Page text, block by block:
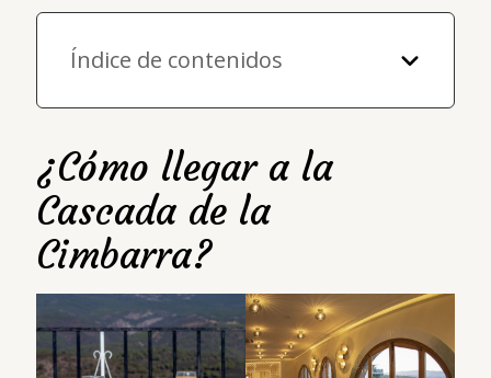
Índice de contenidos
¿Cómo llegar a la
Cascada de la
Cimbarra?